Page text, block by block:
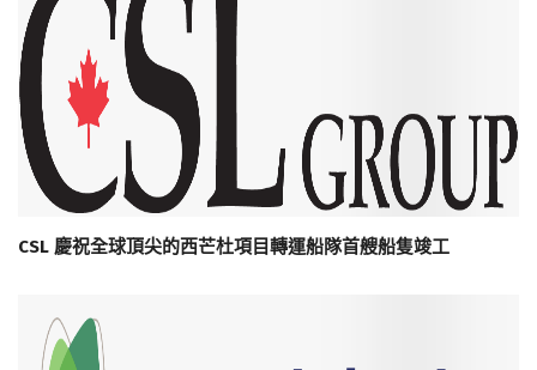
CSL 慶祝全球頂尖的西芒杜項目轉運船隊首艘船隻竣工